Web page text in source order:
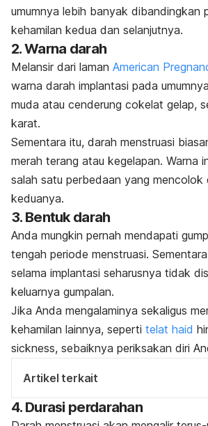
umumnya lebih banyak dibandingkan
kehamilan kedua dan selanjutnya.
2. Warna darah
Melansir dari laman American
warna darah implantasi pada
muda atau cenderung cokelat gelap,
karat.
Sementara itu, darah menstruasi
merah terang atau kegelapan. Warna
salah satu perbedaan yang mencolok
keduanya.
3. Bentuk darah
Anda mungkin pernah mendapati
tengah periode menstruasi.
selama implantasi seharusnya tidak
keluarnya gumpalan.
Jika Anda mengalaminya sekaligus
kehamilan lainnya, seperti telat haid
sickness, sebaiknya periksakan diri
Artikel terkait
4. Durasi perdarahan